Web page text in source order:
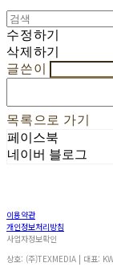
수정하기
삭제하기
글쓴이
목록으로 가기
페이스북
네이버 블로그
이용약관
개인정보처리방침
사업자정보확인
상호: (주)TEXMEDIA | 대표: